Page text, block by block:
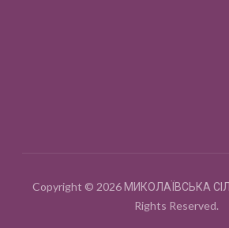
Copyright © 2026 МИКОЛАЇВСЬКА
Rights Reserved.